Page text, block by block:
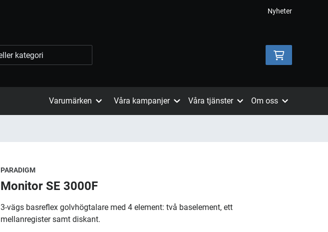
Nyheter
Varumärken Våra kampanjer Våra tjänster Om oss
PARADIGM
Monitor SE 3000F
3-vägs basreflex golvhögtalare med 4 element: två baselement, ett
mellanregister samt diskant.